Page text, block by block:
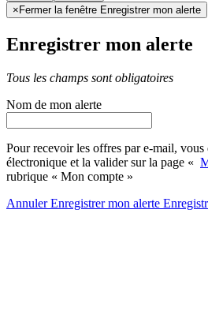
× Fermer la fenêtre Enregistrer mon alerte
Enregistrer mon alerte
Tous les champs sont obligatoires
Nom de mon alerte
Pour recevoir les offres par e-mail, vous
électronique et la valider sur la page «
rubrique « Mon compte »
AnnulerEnregistrer mon alerte